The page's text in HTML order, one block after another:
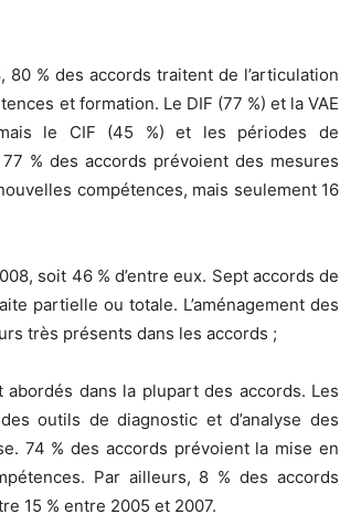
80 % des accords traitent de l’articulation
et formation. Le DIF (77 %) et la VAE
le CIF (45 %) et les périodes de
% des accords prévoient des mesures
compétences, mais seulement 16
soit 46 % d’entre eux. Sept accords de
partielle ou totale. L’aménagement des
très présents dans les accords ;
abordés dans la plupart des accords. Les
outils de diagnostic et d’analyse des
74 % des accords prévoient la mise en
Par ailleurs, 8 % des accords
15 % entre 2005 et 2007.